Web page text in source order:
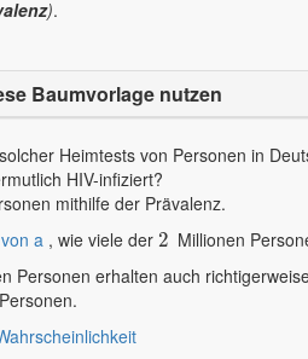
).
Baumvorlage nutzen
Heimtests von Personen in
HIV-infiziert?
mithilfe der Prävalenz.
a , wie viele der 2
2 Millionen
Personen erhalten auch